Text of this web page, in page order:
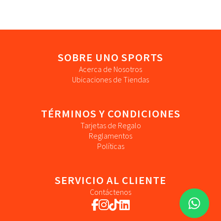
SOBRE UNO SPORTS
Acerca de Nosotros
Ubicaciones de Tiendas
TÉRMINOS Y CONDICIONES
Tarjetas de Regalo
Reglamentos
Políticas
SERVICIO AL CLIENTE
Contáctenos